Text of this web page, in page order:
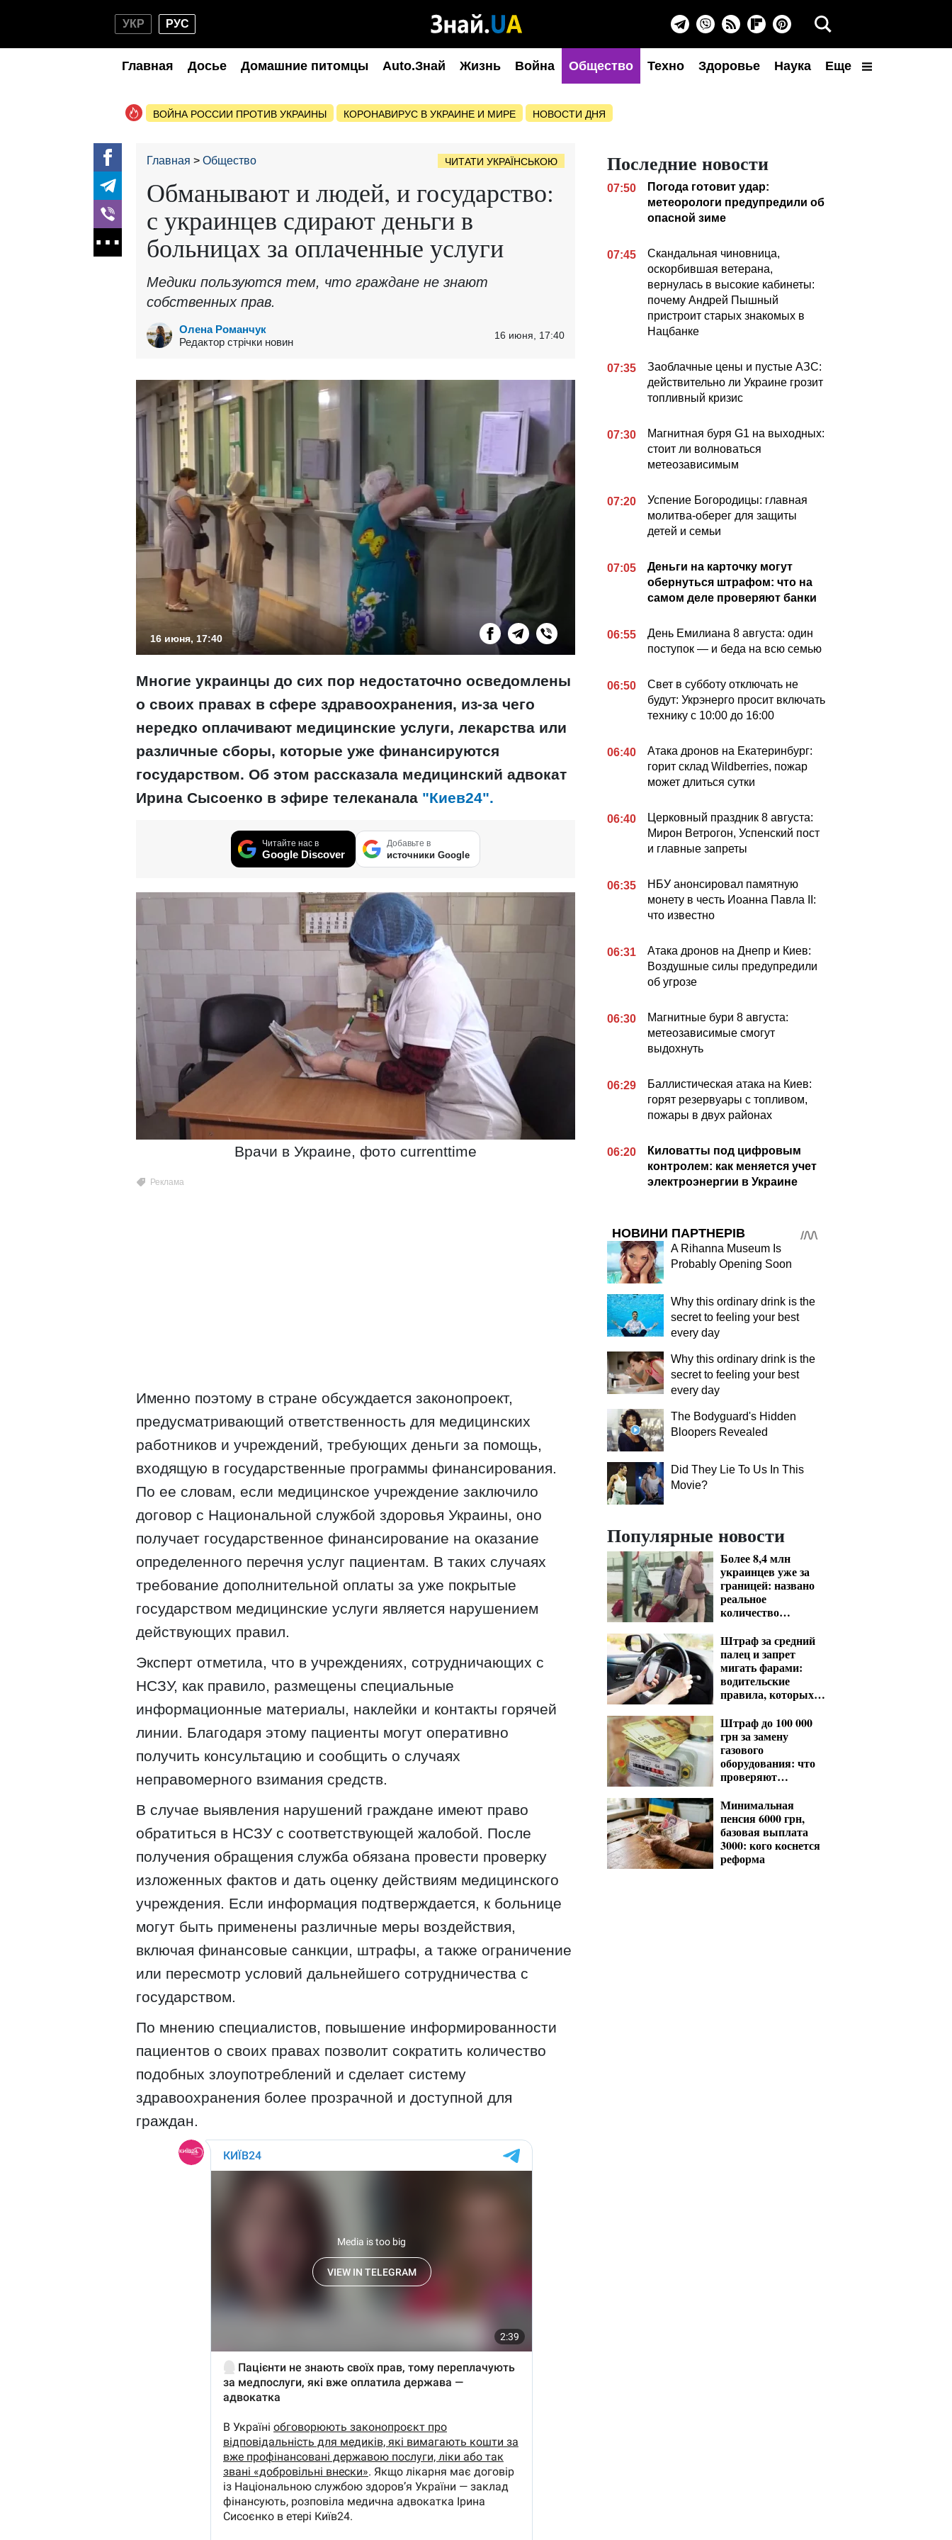
УКР РУС
Главная Досье Домашние питомцы Auto.Знай Жизнь Война Общество Техно Здоровье Наука Еще
ВОЙНА РОССИИ ПРОТИВ УКРАИНЫ КОРОНАВИРУС В УКРАИНЕ И МИРЕ НОВОСТИ ДНЯ
Главная Общество ЧИТАТИ УКРАЇНСЬКОЮ
Обманывают и людей, и государство:
с украинцев сдирают деньги в
больницах за оплаченные услуги
Медики пользуются тем, что граждане не знают
собственных прав.
Олена Романчук
Редактор стрічки новин
16 июня, 17:40
16 июня, 17:40
Многие украинцы до сих пор недостаточно осведомлены
о своих правах в сфере здравоохранения, из-за чего
нередко оплачивают медицинские услуги, лекарства или
различные сборы, которые уже финансируются
государством. Об этом рассказала медицинский адвокат
Ирина Сысоенко в эфире телеканала "Киев24".
Читайте нас в
Google Discover
Добавьте в
источники Google
Врачи в Украине, фото currenttime
Именно поэтому в стране обсуждается законопроект,
предусматривающий ответственность для медицинских
работников и учреждений, требующих деньги за помощь,
входящую в государственные программы финансирования.
По ее словам, если медицинское учреждение заключило
договор с Национальной службой здоровья Украины, оно
получает государственное финансирование на оказание
определенного перечня услуг пациентам. В таких случаях
требование дополнительной оплаты за уже покрытые
государством медицинские услуги является нарушением
действующих правил.
Эксперт отметила, что в учреждениях, сотрудничающих с
НСЗУ, как правило, размещены специальные
информационные материалы, наклейки и контакты горячей
линии. Благодаря этому пациенты могут оперативно
получить консультацию и сообщить о случаях
неправомерного взимания средств.
В случае выявления нарушений граждане имеют право
обратиться в НСЗУ с соответствующей жалобой. После
получения обращения служба обязана провести проверку
изложенных фактов и дать оценку действиям медицинского
учреждения. Если информация подтверждается, к больнице
могут быть применены различные меры воздействия,
включая финансовые санкции, штрафы, а также ограничение
или пересмотр условий дальнейшего сотрудничества с
государством.
По мнению специалистов, повышение информированности
пациентов о своих правах позволит сократить количество
подобных злоупотреблений и сделает систему
здравоохранения более прозрачной и доступной для
граждан.
Последние новости
07:50
Погода готовит удар:
метеорологи предупредили об
опасной зиме
07:45
Скандальная чиновница,
оскорбившая ветерана,
вернулась в высокие кабинеты:
почему Андрей Пышный
пристроит старых знакомых в
Нацбанке
07:35
Заоблачные цены и пустые АЗС:
действительно ли Украине грозит
топливный кризис
07:30
Магнитная буря G1 на выходных:
стоит ли волноваться
метеозависимым
07:20
Успение Богородицы: главная
молитва-оберег для защиты
детей и семьи
07:05
Деньги на карточку могут
обернуться штрафом: что на
самом деле проверяют банки
06:55
День Емилиана 8 августа: один
поступок — и беда на всю семью
06:50
Свет в субботу отключать не
будут: Укрэнерго просит включать
технику с 10:00 до 16:00
06:40
Атака дронов на Екатеринбург:
горит склад Wildberries, пожар
может длиться сутки
06:40
Церковный праздник 8 августа:
Мирон Ветрогон, Успенский пост
и главные запреты
06:35
НБУ анонсировал памятную
монету в честь Иоанна Павла II:
что известно
06:31
Атака дронов на Днепр и Киев:
Воздушные силы предупредили
об угрозе
06:30
Магнитные бури 8 августа:
метеозависимые смогут
выдохнуть
06:29
Баллистическая атака на Киев:
горят резервуары с топливом,
пожары в двух районах
06:20
Киловатты под цифровым
контролем: как меняется учет
электроэнергии в Украине
НОВИНИ ПАРТНЕРІВ
A Rihanna Museum Is
Probably Opening Soon
Why this ordinary drink is the
secret to feeling your best
every day
Why this ordinary drink is the
secret to feeling your best
every day
The Bodyguard's Hidden
Bloopers Revealed
Did They Lie To Us In This
Movie?
Популярные новости
Более 8,4 млн
украинцев уже за
границей: названо
реальное
количество
Штраф за средний
палец и запрет
мигать фарами:
водительские
правила, которых
Штраф до 100 000
грн за замену
газового
оборудования: что
проверяют
Минимальная
пенсия 6000 грн,
базовая выплата
3000: кого коснется
реформа